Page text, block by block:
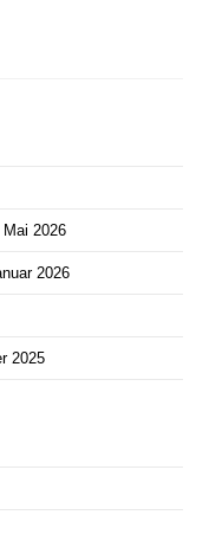
Mai 2026
2026
2025